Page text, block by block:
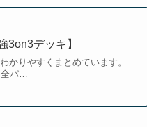
3on3デッキ】
かりやすくまとめています。
全パ…